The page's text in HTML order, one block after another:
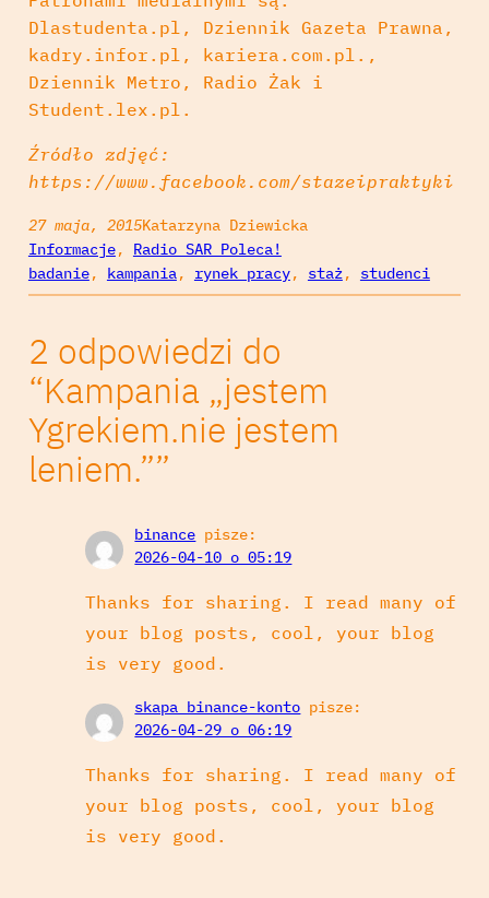
Dlastudenta.pl, Dziennik Gazeta Prawna,
kadry.infor.pl, kariera.com.pl.,
Dziennik Metro, Radio Żak i
Student.lex.pl.
Źródło zdjęć:
https://www.facebook.com/stazeipraktyki
27 maja, 2015Katarzyna Dziewicka
Informacje, Radio SAR Poleca!
badanie, kampania, rynek pracy, staż, studenci
2 odpowiedzi do
“Kampania „jestem
Ygrekiem.nie jestem
leniem.””
binance pisze:
2026-04-10 o 05:19
Thanks for sharing. I read many of
your blog posts, cool, your blog
is very good.
skapa binance-konto pisze:
2026-04-29 o 06:19
Thanks for sharing. I read many of
your blog posts, cool, your blog
is very good.